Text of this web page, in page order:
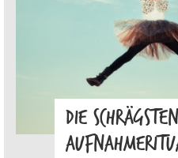
DIE SCHRÄGSTEN